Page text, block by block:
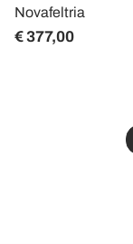
Novafeltria
€ 377,00